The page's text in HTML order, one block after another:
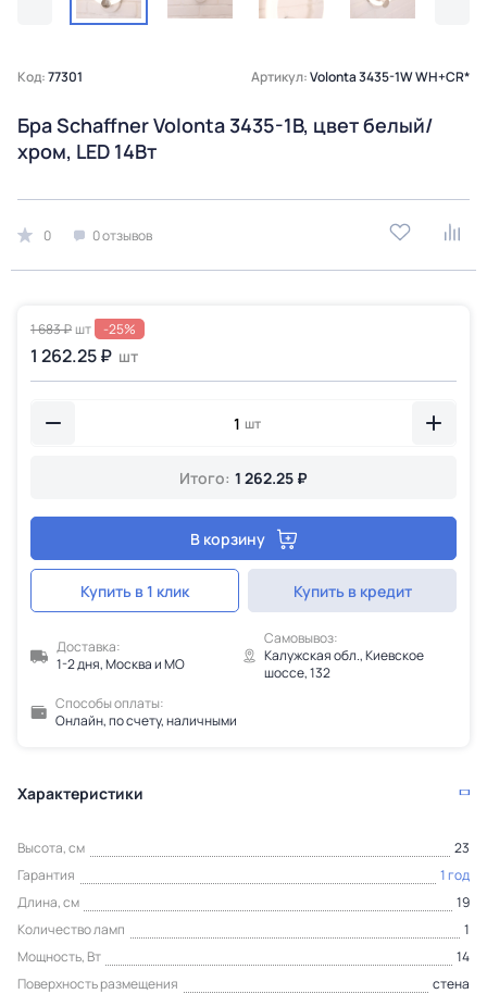
Код:77301 Артикул:Volonta 3435-1W WH+CR*
Бра Schaffner Volonta 3435-1В, цвет белый/
хром, LED 14Вт
0 0 отзывов
1 683 ₽ шт -25%
1 262.25 ₽ шт
шт
Итого: 1 262.25 ₽
В корзину
Купить в 1 клик Купить в кредит
Доставка:
1-2 дня, Москва и МО
Самовывоз:
Калужская обл., Киевское
шоссе, 132
Способы оплаты:
Онлайн, по счету, наличными
Характеристики
Высота, см
23
Гарантия
1 год
Длина, см
19
Количество ламп
1
Мощность, Вт
14
Поверхность размещения
стена